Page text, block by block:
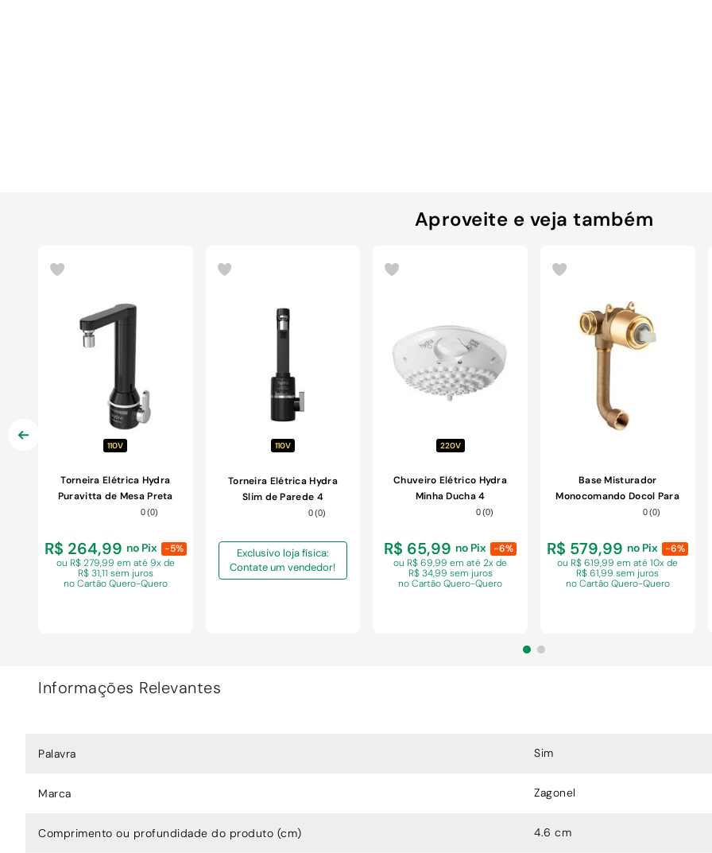
Aproveite e veja também
110V
Torneira Elétrica Hydra
Puravitta de Mesa Preta
5500W 110V0(0)
R$ 264,99 no Pix
-5%
ou R$ 279,99 em até 9x de
R$ 31,11 sem juros
no Cartão Quero-Quero
110V
Torneira Elétrica Hydra
Slim de Parede 4
Temperaturas Preta
0(0)
Exclusivo loja física:
Contate um vendedor!
220V
Chuveiro Elétrico Hydra
Minha Ducha 4
Temperaturas Branco
0 (0)
R$ 65,99 no Pix
-6%
ou R$ 69,99 ematé 2x de
R$ 34,99 sem juros
no Cartão Quero-Quero
Base Misturador
Monocomando Docol Para
Ducha Higiênica
0(0)
R$ 579,99 no Pix
-6%
ou R$ 619,99 ematé 10x de
R$ 61,99 sem juros
no Cartão Quero-Quero
Informações Relevantes
Palavra Sim
Marca Zagonel
Comprimento ou profundidade do produto (cm) 4.6 cm